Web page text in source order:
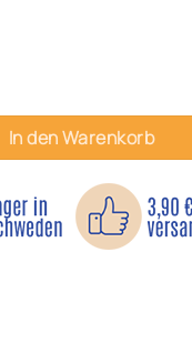
Menge
In den Warenkorb